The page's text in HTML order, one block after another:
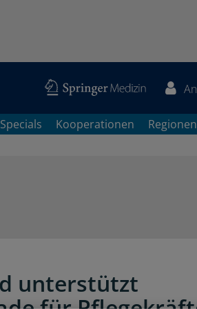
Specials Kooperationen Regionen
unterstützt